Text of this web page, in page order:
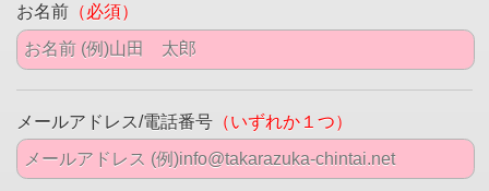
お名前 （必須）
メールアドレス/電話番号 （いずれか１つ）